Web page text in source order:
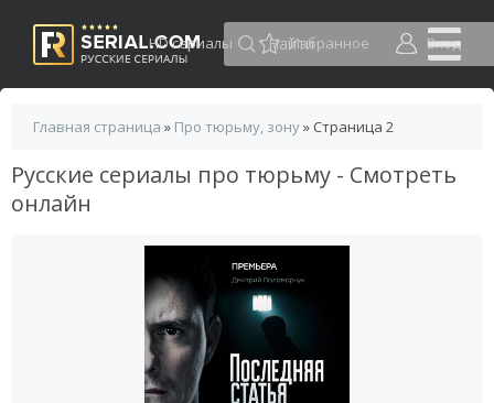
HD сериалы Избранное Вход
Главная страница » Про тюрьму, зону» Страница 2
Русские сериалы про тюрьму - Смотреть
онлайн